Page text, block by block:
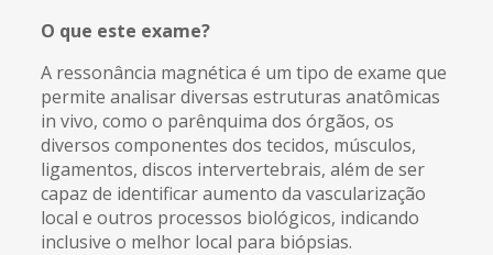
O que este exame?
A ressonância magnética é um tipo de exame que
permite analisar diversas estruturas anatômicas
in vivo, como o parênquima dos órgãos, os
diversos componentes dos tecidos, músculos,
ligamentos, discos intervertebrais, além de ser
capaz de identificar aumento da vascularização
local e outros processos biológicos, indicando
inclusive o melhor local para biópsias.